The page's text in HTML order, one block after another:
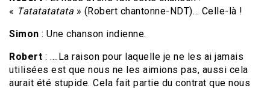
« Tatatatatata » (Robert chantonne-NDT)… Celle-là !
Simon : Une chanson indienne.
Robert : ….La raison pour laquelle je ne les ai jamais
utilisées est que nous ne les aimions pas, aussi cela
aurait été stupide. Cela fait partie du contrat que nous